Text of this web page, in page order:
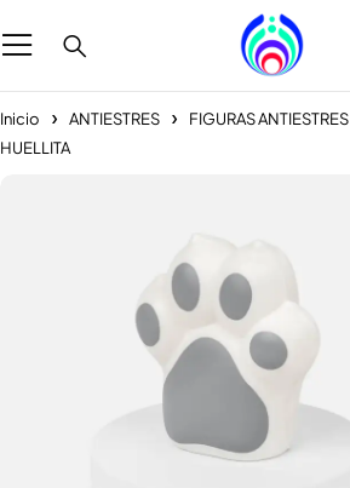
Inicio ANTIESTRES FIGURAS ANTIESTRES
HUELLITA